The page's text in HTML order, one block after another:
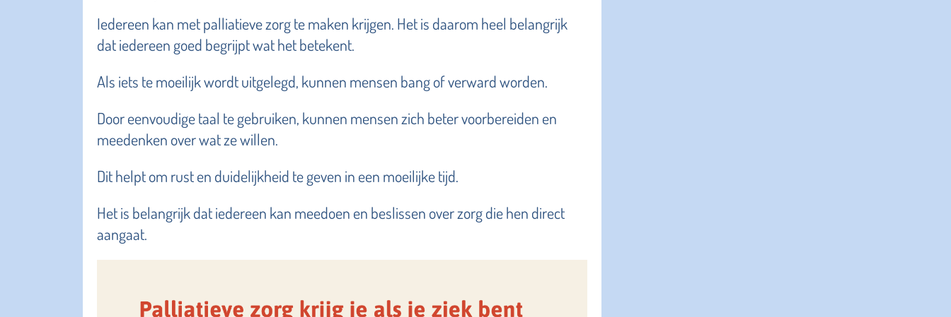
Iedereen kan met palliatieve zorg te maken krijgen. Het is daarom heel belangrijk
dat iedereen goed begrijpt wat het betekent.
Als iets te moeilijk wordt uitgelegd, kunnen mensen bang of verward worden.
Door eenvoudige taal te gebruiken, kunnen mensen zich beter voorbereiden en
meedenken over wat ze willen.
Dit helpt om rust en duidelijkheid te geven in een moeilijke tijd.
Het is belangrijk dat iedereen kan meedoen en beslissen over zorg die hen direct
aangaat.